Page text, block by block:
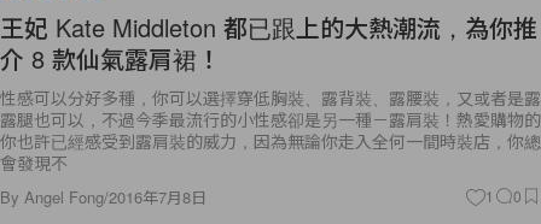
王妃 Kate Middleton 都已跟上的大熱潮流，為你推
介 8 款仙氣露肩裙！
性感可以分好多種，你可以選擇穿低胸裝、露背裝、露腰裝，又或者是露
露腿也可以，不過今季最流行的小性感卻是另一種－露肩裝！熱愛購物的
你也許已經感受到露肩裝的威力，因為無論你走入全何一間時裝店，你總
會發現不
By Angel Fong/2016年7月8日 1 0